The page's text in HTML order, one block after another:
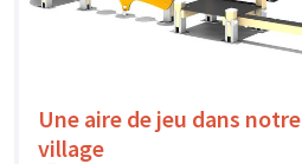
Une aire de jeu dans notre
village